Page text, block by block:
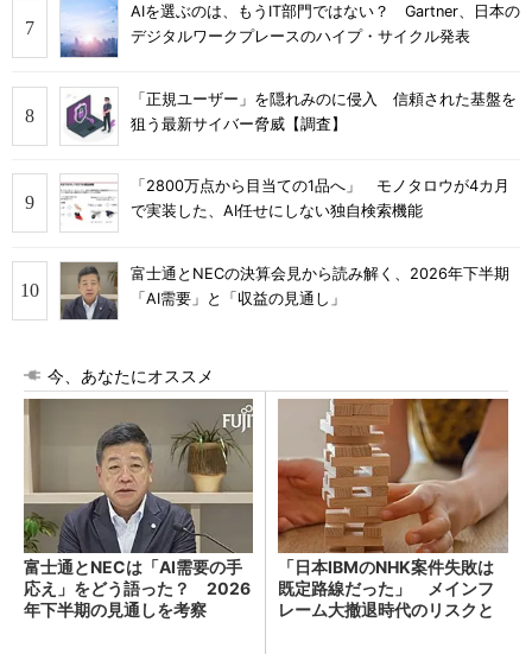
AIを選ぶのは、もうIT部門ではない？ Gartner、日本の
デジタルワークプレースのハイプ・サイクル発表
「正規ユーザー」を隠れみのに侵入 信頼された基盤を
狙う最新サイバー脅威【調査】
「2800万点から目当ての1品へ」 モノタロウが4カ月
で実装した、AI任せにしない独自検索機能
富士通とNECの決算会見から読み解く、2026年下半期
「AI需要」と「収益の見通し」
今、あなたにオススメ
富士通とNECは「AI需要の手
応え」をどう語った？ 2026
年下半期の見通しを考察
「日本IBMのNHK案件失敗は
既定路線だった」 メインフ
レーム大撤退時代のリスクと